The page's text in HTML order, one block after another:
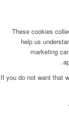
These cookies
help us
marketing
If you do not want that